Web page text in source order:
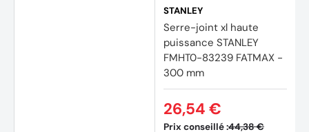
STANLEY
Serre-joint xl haute
puissance STANLEY
FMHT0-83239 FATMAX -
300 mm
Prix conseillé :44,38 €
26,54 €